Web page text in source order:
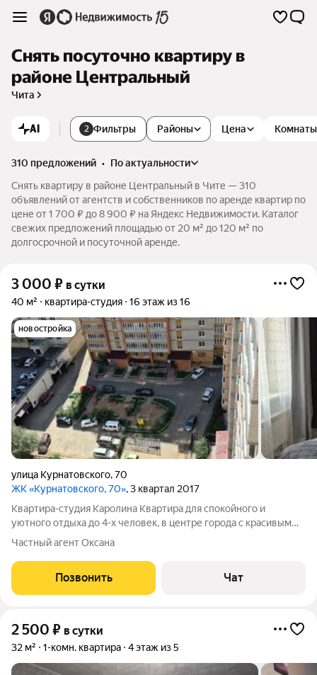
Снять посуточно квартиру в
районе Центральный
Чита
AI 2 Фильтры Цена Комнаты
Районы
310 предложений •
по актуальности
Снять квартиру в районе Центральный в Чите — 310
объявлений от агентств и собственников по аренде квартир по
цене от 1 700 ₽ до 8 900 ₽ на Яндекс Недвижимости. Каталог
свежих предложений площадью от 20 м² до 120 м² по
долгосрочной и посуточной аренде.
3 000 ₽ в сутки
40 м² квартира-студия 16 этаж из 16
новостройка
улица Курнатовского,70
ЖК «Курнатовского, 70», 3 квартал 2017
Квартира-студия Каролина Квартира для спокойного и
уютного отдыха до 4-х человек, в центре города с красивым
видом из окна на город и сопки. Рядом медицинские центры
площадь Ленина, хорошие
Частный агент Оксана
Позвонить Чат
2 500 ₽ в сутки
32 м² 1-комн. квартира 4 этаж из 5